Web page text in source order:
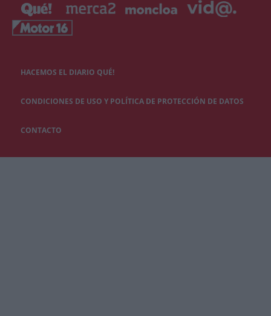
HACEMOS EL DIARIO QUÉ!
CONDICIONES DE USO Y POLÍTICA DE PROTECCIÓN DE DATOS
CONTACTO